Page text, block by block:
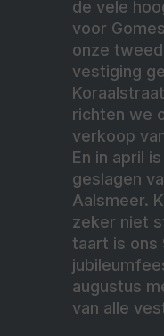
de vele
voor
onze
vestiging
richten we
verkoop
En in april
geslagen
Aalsmeer.
zeker niet
taart is ons
augustus
van alle